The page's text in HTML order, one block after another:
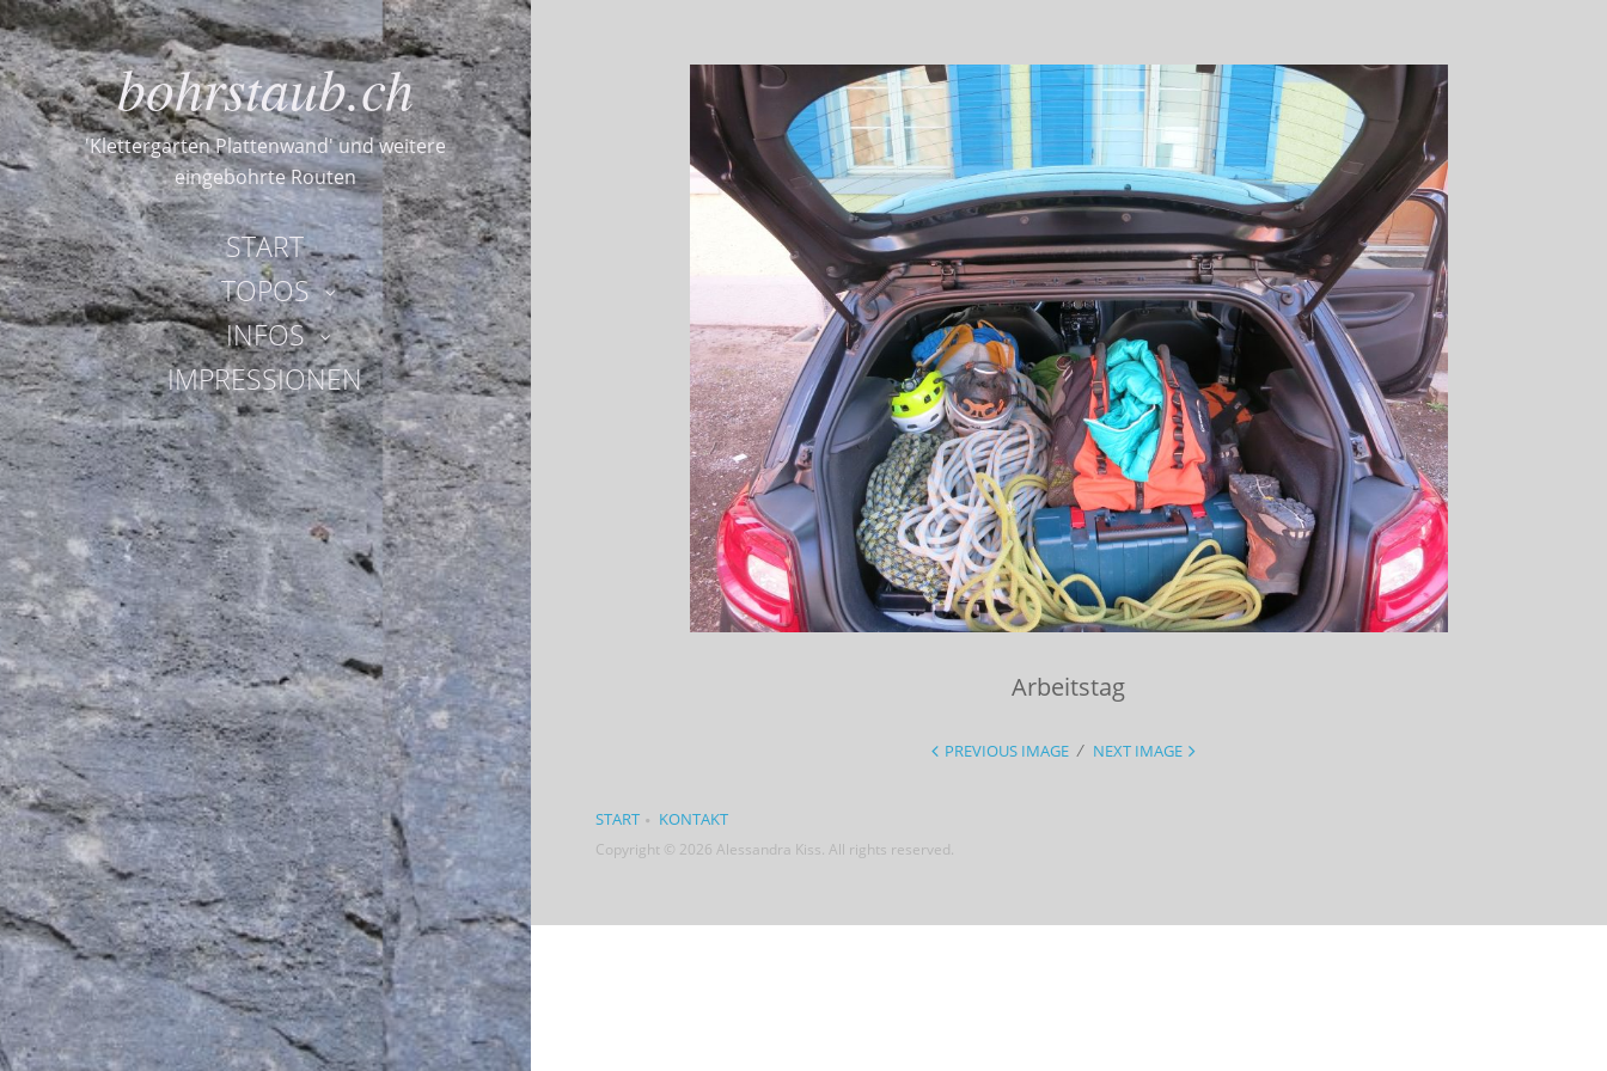
bohrstaub.ch
'Klettergarten Plattenwand' und weitere
eingebohrte Routen
START
TOPOS
INFOS
IMPRESSIONEN
Arbeitstag
PREVIOUS IMAGE NEXT IMAGE
START KONTAKT
Copyright © 2026 Alessandra Kiss. All rights reserved.